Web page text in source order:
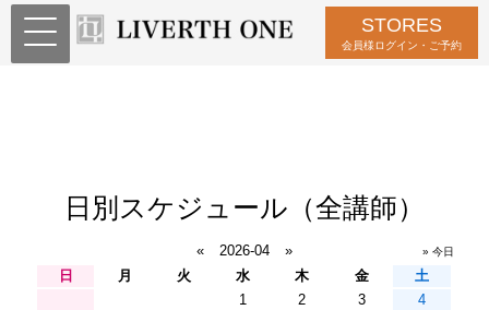
STORES
会員様ログイン・ご予約
日別スケジュール（全講師）
« 2026-04 » » 今日
日 月 火 水 木 金
土
1
2 3
4